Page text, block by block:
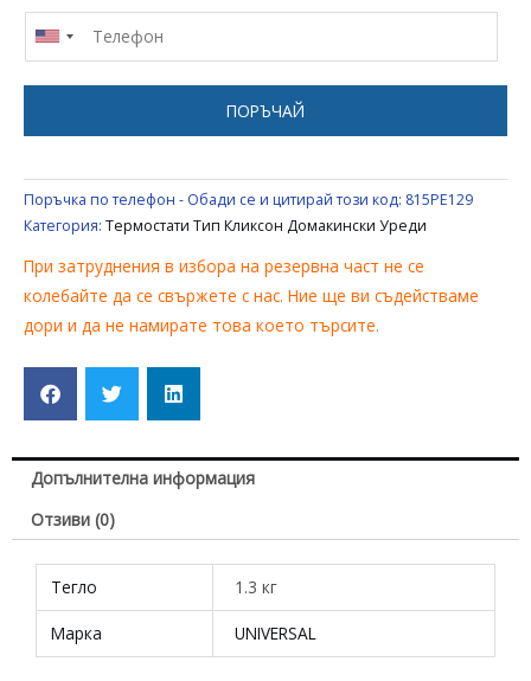
КЛИКСОН
ЗА
ПОРЪЧАЙ
Поръчка по телефон - Обади се и цитирай този код: 815PE129
Категория: Термостати Тип Кликсон Домакински Уреди
При затруднения в избора на резервна част не се
колебайте да се свържете с нас. Ние ще ви съдействаме
дори и да не намирате това което търсите.
Допълнителна информация
Отзиви (0)
Тегло 1.3 кг
Марка UNIVERSAL